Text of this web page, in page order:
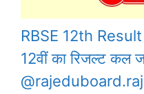
RBSE 12th Result
12वीं का रिजल्ट कल